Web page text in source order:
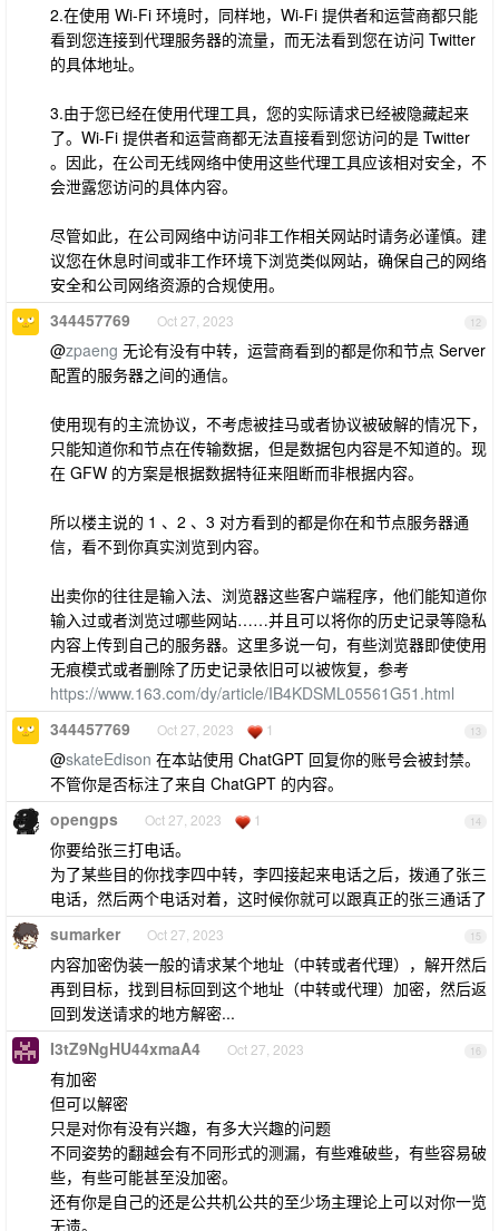
2.在使用 Wi-Fi 环境时，同样地，Wi-Fi 提供者和运营商都只能
看到您连接到代理服务器的流量，而无法看到您在访问 Twitter
的具体地址。
3.由于您已经在使用代理工具，您的实际请求已经被隐藏起来
了。Wi-Fi 提供者和运营商都无法直接看到您访问的是 Twitter
。因此，在公司无线网络中使用这些代理工具应该相对安全，不
会泄露您访问的具体内容。
尽管如此，在公司网络中访问非工作相关网站时请务必谨慎。建
议您在休息时间或非工作环境下浏览类似网站，确保自己的网络
安全和公司网络资源的合规使用。
12
344457769 Oct 27, 2023
@zpaeng 无论有没有中转，运营商看到的都是你和节点 Server
配置的服务器之间的通信。
使用现有的主流协议，不考虑被挂马或者协议被破解的情况下，
只能知道你和节点在传输数据，但是数据包内容是不知道的。现
在 GFW 的方案是根据数据特征来阻断而非根据内容。
所以楼主说的 1 、2 、3 对方看到的都是你在和节点服务器通
信，看不到你真实浏览到内容。
出卖你的往往是输入法、浏览器这些客户端程序，他们能知道你
输入过或者浏览过哪些网站……并且可以将你的历史记录等隐私
内容上传到自己的服务器。这里多说一句，有些浏览器即使使用
无痕模式或者删除了历史记录依旧可以被恢复，参考
https://www.163.com/dy/article/IB4KDSML05561G51.html
13
344457769 Oct 27, 2023 1
@skateEdison 在本站使用 ChatGPT 回复你的账号会被封禁。
不管你是否标注了来自 ChatGPT 的内容。
14
opengps Oct 27, 2023 1
你要给张三打电话。
为了某些目的你找李四中转，李四接起来电话之后，拨通了张三
电话，然后两个电话对着，这时候你就可以跟真正的张三通话了
15
sumarker Oct 27, 2023
内容加密伪装一般的请求某个地址（中转或者代理），解开然后
再到目标，找到目标回到这个地址（中转或代理）加密，然后返
回到发送请求的地方解密...
16
I3tZ9NgHU44xmaA4 Oct 27, 2023
有加密
但可以解密
只是对你有没有兴趣，有多大兴趣的问题
不同姿势的翻越会有不同形式的测漏，有些难破些，有些容易破
些，有些可能甚至没加密。
还有你是自己的还是公共机公共的至少场主理论上可以对你一览
无遗。